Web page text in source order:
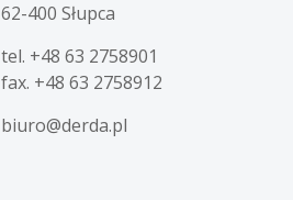
62-400 Słupca
tel. +48 63 2758901
fax. +48 63 2758912
biuro@derda.pl